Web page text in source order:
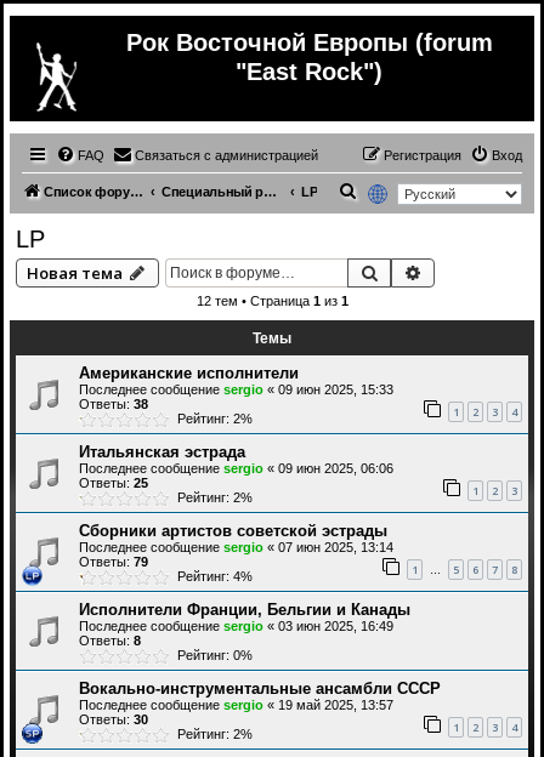
Рок Восточной Европы (forum
"East Rock")
FAQ Связаться с администрацией Вход
Регистрация
Список форумов Специальный раздел для сержио (только его релизы) LP
с
LP
Новая тема Поиск
12 тем • Страница 1из 1
Темы
Американские исполнители
Последнее сообщение sergio « 09 июн 2025, 15:33
Ответы: 38 1 2 3 4
Рейтинг: 2%
Итальянская эстрада
Последнее сообщение sergio « 09 июн 2025, 06:06
Ответы: 25 1 2 3
Рейтинг: 2%
Сборники артистов советской эстрады
Последнее сообщение sergio « 07 июн 2025, 13:14
Ответы: 79 1 … 5 6 7 8
Рейтинг: 4%
Исполнители Франции, Бельгии и Канады
Последнее сообщение sergio « 03 июн 2025, 16:49
Ответы: 8
Рейтинг: 0%
Вокально-инструментальные ансамбли СССР
Последнее сообщение sergio « 19 май 2025, 13:57
Ответы: 30 1 2 3 4
Рейтинг: 2%